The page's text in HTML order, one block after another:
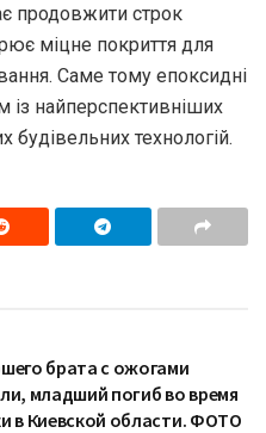
продовжити строк
міцне покриття для
Саме тому епоксидні
найперспективніших
будівельних технологій.
брата с ожогами
младший погиб во время
в Киевской области. ФОТО